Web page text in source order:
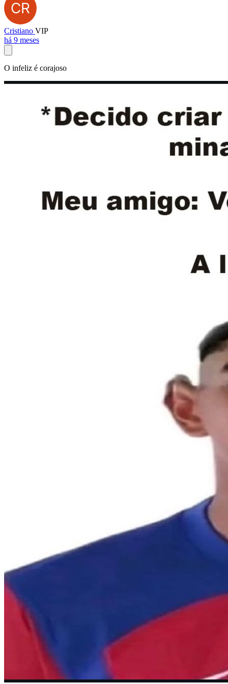
Cristiano VIP
há 9 meses
O infeliz é corajoso